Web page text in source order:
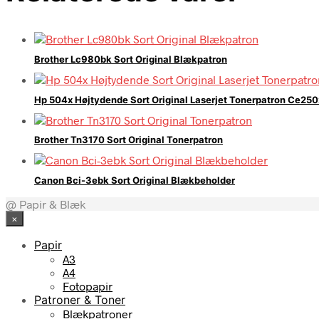
Brother Lc980bk Sort Original Blækpatron
Hp 504x Højtydende Sort Original Laserjet Tonerpatron
Brother Tn3170 Sort Original Tonerpatron
Canon Bci-3ebk Sort Original Blækbeholder
@ Papir & Blæk
×
Papir
A3
A4
Fotopapir
Patroner & Toner
Blækpatroner